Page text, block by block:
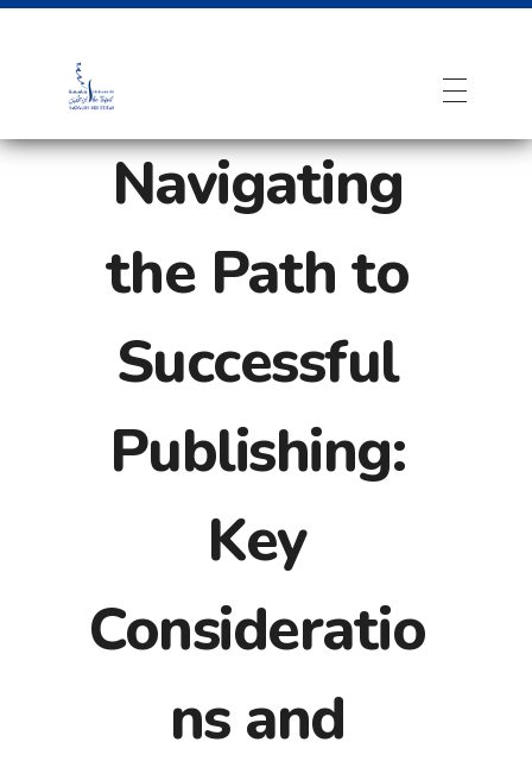
Navigating
the Path to
Successful
Publishing:
Key
Consideratio
ns and